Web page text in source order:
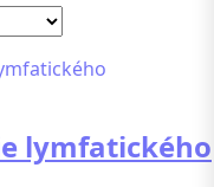
lymfatického